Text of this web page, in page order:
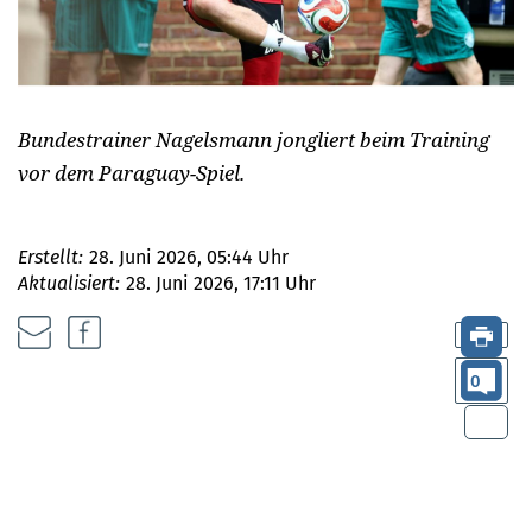
Bundestrainer Nagelsmann jongliert beim Training
vor dem Paraguay-Spiel.
Erstellt: 28. Juni 2026, 05:44 Uhr
Aktualisiert: 28. Juni 2026, 17:11 Uhr
0